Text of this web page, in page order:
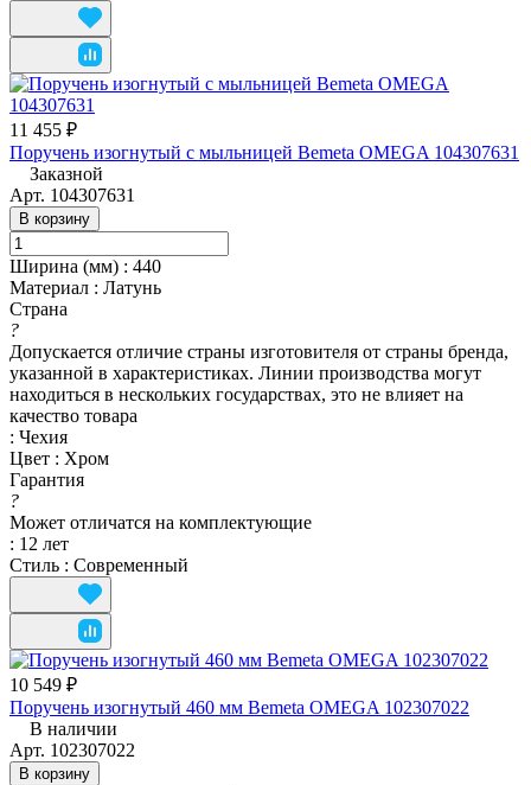
11 455 ₽
Поручень изогнутый с мыльницей Bemeta OMEGA 104307631
Заказной
Арт. 104307631
В корзину
Ширина (мм) : 440
Материал : Латунь
Страна
?
Допускается отличие страны изготовителя от страны бренда,
указанной в характеристиках. Линии производства могут
находиться в нескольких государствах, это не влияет на
качество товара
: Чехия
Цвет : Хром
Гарантия
?
Может отличатся на комплектующие
: 12 лет
Стиль : Современный
10 549 ₽
Поручень изогнутый 460 мм Bemeta OMEGA 102307022
В наличии
Арт. 102307022
В корзину